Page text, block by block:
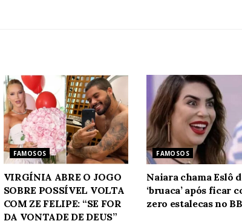
FAMOSOS
VIRGÍNIA ABRE O JOGO
SOBRE POSSÍVEL VOLTA
COM ZE FELIPE: “SE FOR
DA VONTADE DE DEUS”
FAMOSOS
Naiara chama Eslô
‘bruaca’ após ficar
zero estalecas no